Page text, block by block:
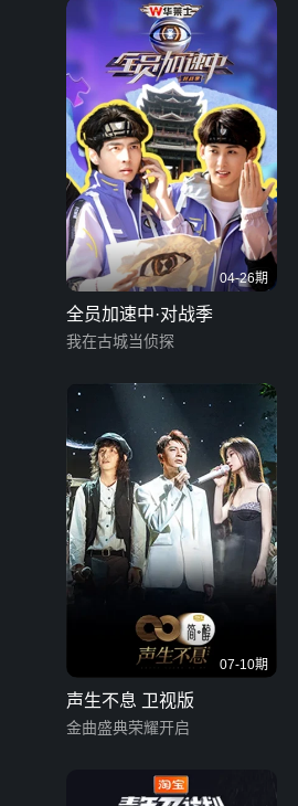
04-26期
全员加速中·对战季
我在古城当侦探
07-10期
声生不息 卫视版
金曲盛典荣耀开启